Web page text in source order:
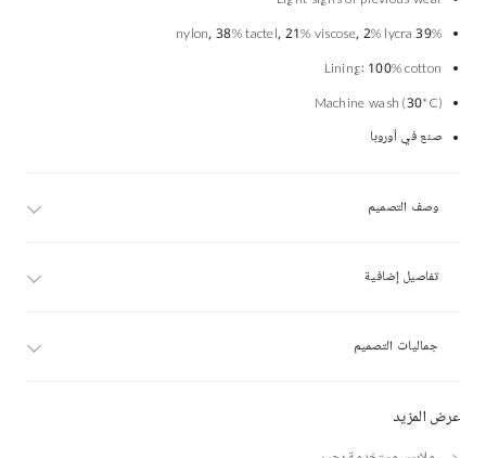
عرض المزيد
39% nylon, 38% tactel, 21% viscose, 2% lycra
Lining: 100% cotton
Machine wash (30*C)
صنع في أوروبا
وصف التصميم
تفاصيل إضافية
جماليات التصميم